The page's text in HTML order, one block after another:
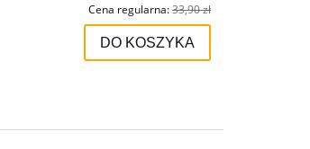
Cena regularna:33,90 zł
DO KOSZYKA